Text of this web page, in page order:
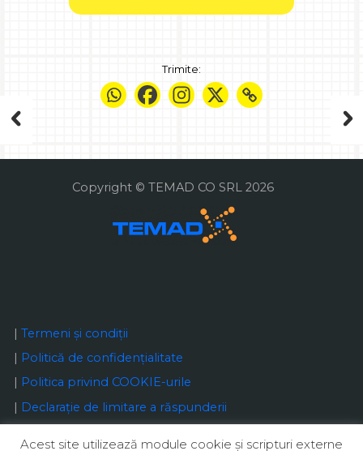
Trimite:
Copyright © TEMAD CO SRL 2026
| Termeni și condiții
| Politică de confidențialitate
Politica privind COOKIE-urile
| Declaraţie de limitare a răspunderii
Acest site utilizează module cookie şi scripturi externe